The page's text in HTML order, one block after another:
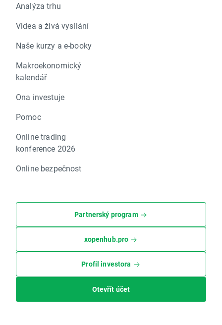
Analýza trhu
Videa a živá vysílání
Naše kurzy a e-booky
Makroekonomický
kalendář
Ona investuje
Pomoc
Online trading
konference 2026
Online bezpečnost
Partnerský program
xopenhub.pro
Profil investora
Otevřít účet